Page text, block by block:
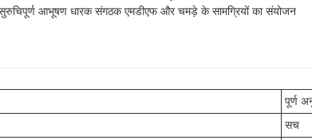
आभूषण धारक संगठक एमडीएफ और चमड़े के सामग्रियों का संयोजन
पूर्ण
सच